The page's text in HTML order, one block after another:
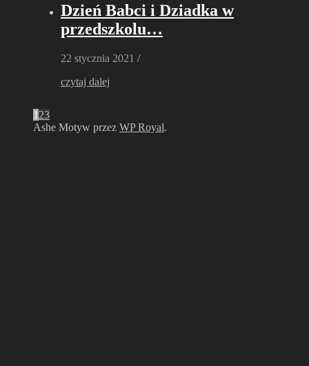
Dzień Babci i Dziadka w
przedszkolu…
22 stycznia 2021 /
czytaj dalej
1 23
Ashe Motyw przez WP Royal.